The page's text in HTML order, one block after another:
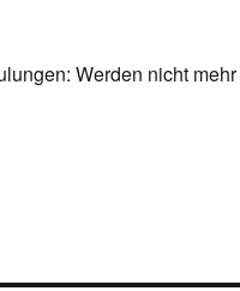
Werden nicht